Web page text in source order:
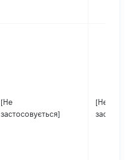
[Не
застосовується]
[Не